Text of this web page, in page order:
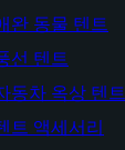
완 동물 텐트
선 텐트
동차 옥상 텐트
트 액세서리